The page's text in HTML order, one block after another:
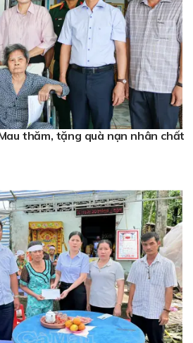
thăm, tặng quà nạn nhân chất